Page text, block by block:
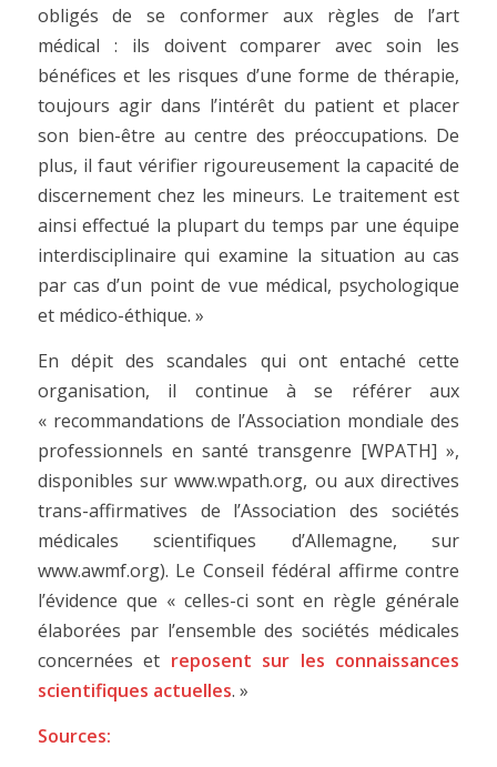
obligés de se conformer aux règles de l’art
médical : ils doivent comparer avec soin les
bénéfices et les risques d’une forme de thérapie,
toujours agir dans l’intérêt du patient et placer
son bien-être au centre des préoccupations. De
plus, il faut vérifier rigoureusement la capacité de
discernement chez les mineurs. Le traitement est
ainsi effectué la plupart du temps par une équipe
interdisciplinaire qui examine la situation au cas
par cas d’un point de vue médical, psychologique
et médico-éthique. »
En dépit des scandales qui ont entaché cette
organisation, il continue à se référer aux
« recommandations de l’Association mondiale des
professionnels en santé transgenre [WPATH] »,
disponibles sur www.wpath.org, ou aux directives
trans-affirmatives de l’Association des sociétés
médicales scientifiques d’Allemagne, sur
www.awmf.org). Le Conseil fédéral affirme contre
l’évidence que « celles-ci sont en règle générale
élaborées par l’ensemble des sociétés médicales
concernées et reposent sur les connaissances
scientifiques actuelles. »
Sources: